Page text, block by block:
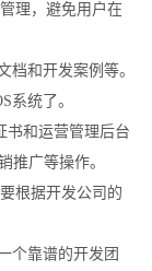
理，避免用户在
档和开发案例等。
系统了。
书和运营管理后台
推广等操作。
根据开发公司的
个靠谱的开发团